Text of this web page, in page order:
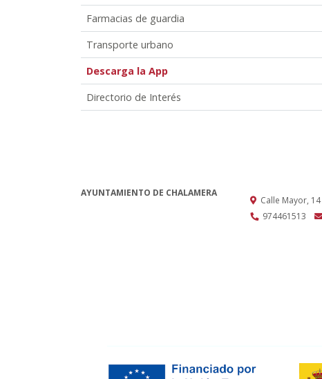
Farmacias de guardia
Transporte urbano
Descarga la App
Directorio de Interés
AYUNTAMIENTO DE CHALAMERA
Calle Mayor, 14
974461513